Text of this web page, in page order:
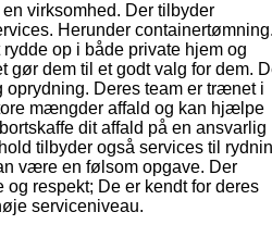
virksomhed. Der tilbyder
Herunder
op i både private hjem og
gør dem til et godt valg for dem.
oprydning. Deres team er trænet i
mængder affald og kan hjælpe
dit affald på en ansvarlig
tilbyder også services til
være en følsom opgave. Der
respekt; De er kendt for deres
serviceniveau.